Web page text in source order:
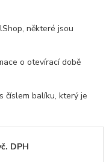
některé jsou
o otevírací době
číslem balíku, který je
DPH